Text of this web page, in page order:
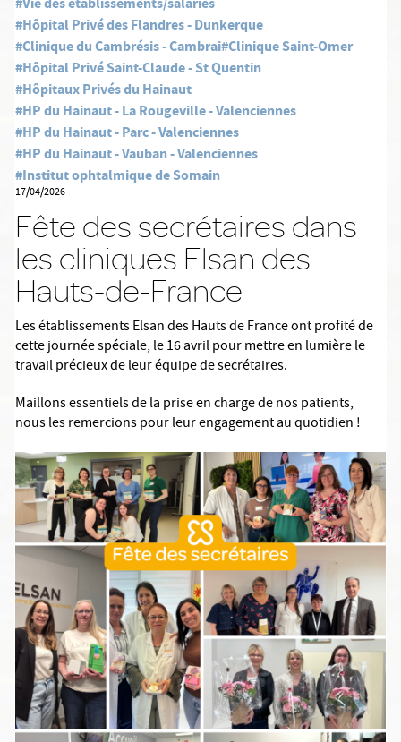
#Hôpital Privé des Flandres - Dunkerque
#Clinique du Cambrésis - Cambrai#Clinique Saint-Omer
#Hôpital Privé Saint-Claude - St Quentin
#Hôpitaux Privés du Hainaut
#HP du Hainaut - La Rougeville - Valenciennes
#HP du Hainaut - Parc - Valenciennes
#HP du Hainaut - Vauban - Valenciennes
#Institut ophtalmique de Somain
17/04/2026
Fête des secrétaires dans
les cliniques Elsan des
Hauts-de-France
Les établissements Elsan des Hauts de France ont profité de
cette journée spéciale, le 16 avril pour mettre en lumière le
travail précieux de leur équipe de secrétaires.
Maillons essentiels de la prise en charge de nos patients,
nous les remercions pour leur engagement au quotidien !